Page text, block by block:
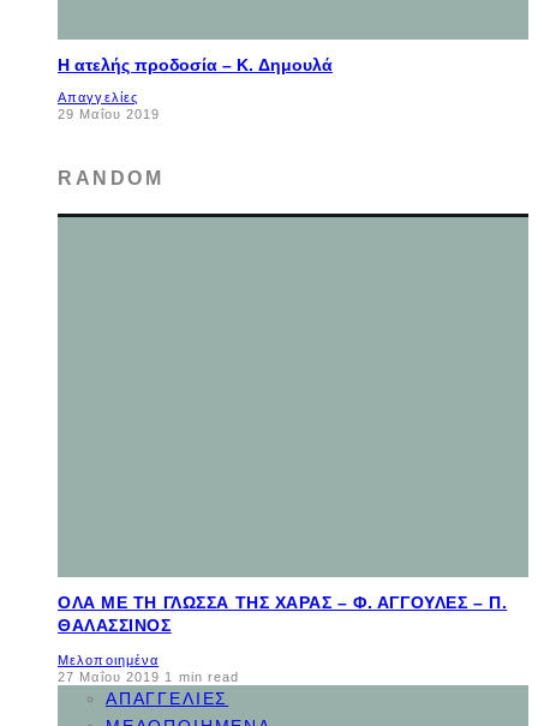
Η ατελής προδοσία – K. Δημουλά
Απαγγελίες
29 Μαΐου 2019
RANDOM
ΌΛΑ ΜΕ ΤΗ ΓΛΏΣΣΑ ΤΗΣ ΧΑΡΆΣ – Φ. ΑΓΓΟΥΛΈΣ – Π.
ΘΑΛΑΣΣΙΝΌΣ
Μελοποιημένα
27 Μαΐου 2019 1 min read
ΑΠΑΓΓΕΛΊΕΣ